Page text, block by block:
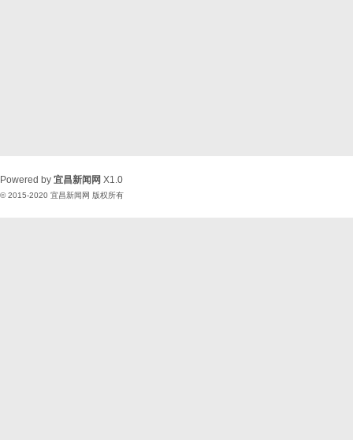
Powered by 宜昌新闻网 X1.0
© 2015-2020 宜昌新闻网 版权所有